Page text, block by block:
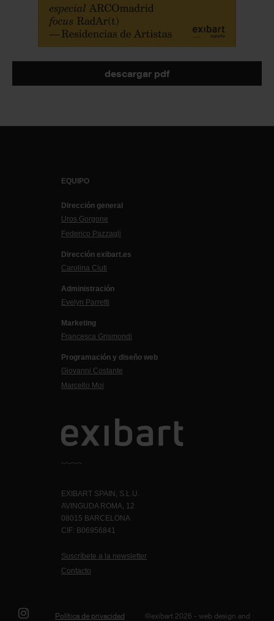
descargar pdf
EQUIPO
Dirección general
Uros Gorgone
Federico Pazzagli
Dirección exibart.es
Carolina Ciuti
Administración
Evelyn Parretti
Marketing
Francesca Grismondi
Programación y diseño web
Giovanni Costante
Marcello Moi
EXIBART SPAIN, S.L.U.
AVINGUDA ROMA, 12
08015 BARCELONA
CIF: B06956841
Suscríbete a la newsletter
Contacto
Política de privacidad
©exibart 2026 - web design and